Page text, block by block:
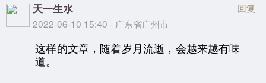
天一生水
2022-06-10 15:40 - 广东省广州市
回复
这样的文章，随着岁月流逝，会越来越有味
道。